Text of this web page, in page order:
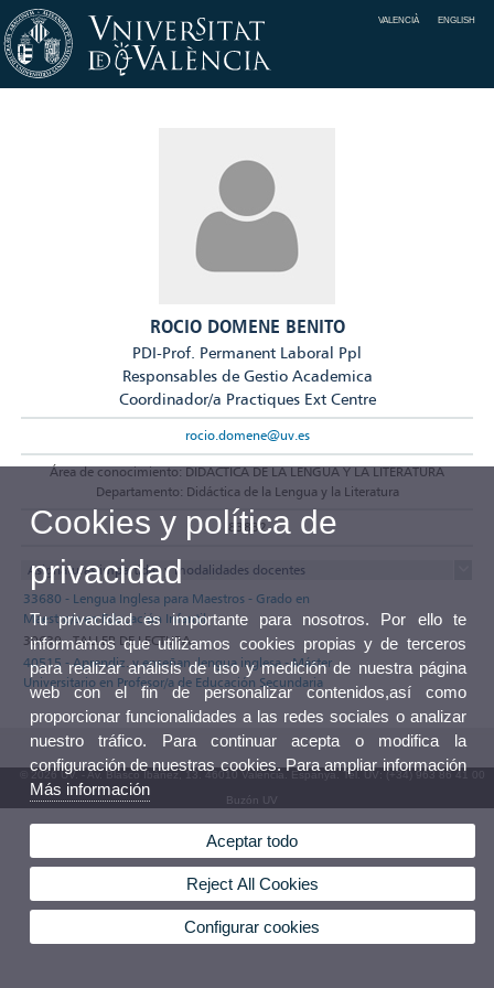
VALENCIÀ ENGLISH
ROCIO DOMENE BENITO
PDI-Prof. Permanent Laboral Ppl
Responsables de Gestio Academica
Coordinador/a Practiques Ext Centre
rocio.domene@uv.es
Área de conocimiento: DIDACTICA DE LA LENGUA Y LA LITERATURA
Departamento: Didáctica de la Lengua y la Literatura
83832
Asignaturas impartidas y modalidades docentes
33680 - Lengua Inglesa para Maestros - Grado en
Maestro/a en Educación Infantil
30639 - TALLER DE LECTURA
40515 - Aprendiz. y enseñan. lengua inglesa - Máster
Universitario en Profesor/a de Educación Secundaria
© 2026 UV. - Av. Blasco Ibáñez, 13. 46010 València. Espanya. Tel. UV: (+34) 963 86 41 00
Buzón UV
Cookies y política de
privacidad
Tu privacidad es importante para nosotros. Por ello te
informamos que utilizamos cookies propias y de terceros
para realizar análisis de uso y medición de nuestra página
web con el fin de personalizar contenidos,así como
proporcionar funcionalidades a las redes sociales o analizar
nuestro tráfico. Para continuar acepta o modifica la
configuración de nuestras cookies. Para ampliar información
Más información
Aceptar todo
Reject All Cookies
Configurar cookies